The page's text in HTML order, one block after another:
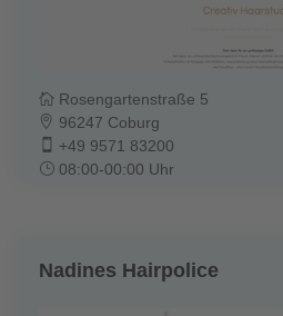
Rosengartenstraße 5
96247 Coburg
+49 9571 83200
08:00-00:00 Uhr
Nadines Hairpolice